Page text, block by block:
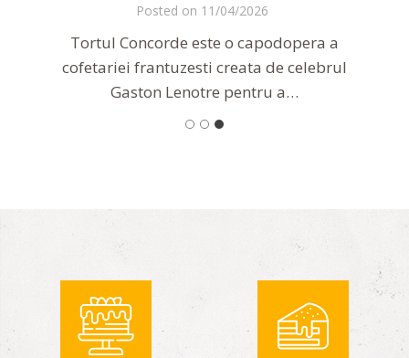
Posted on 11/04/2026
Tortul Concorde este o capodopera a
cofetariei frantuzesti creata de celebrul
Gaston Lenotre pentru a…